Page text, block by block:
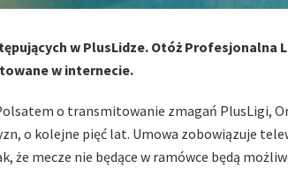
w PlusLidze. Otóż Profesjonalna
w internecie.
Polsatem o transmitowanie zmagań PlusLigi,
o kolejne pięć lat. Umowa zobowiązuje
że mecze nie będące w ramówce będą